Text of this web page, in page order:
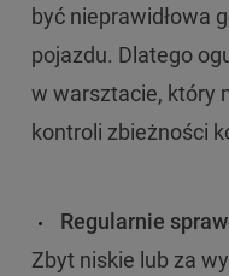
być nieprawidłowa
pojazdu. Dlatego
w warsztacie, który
kontroli zbieżności
Regularnie
Zbyt niskie lub za